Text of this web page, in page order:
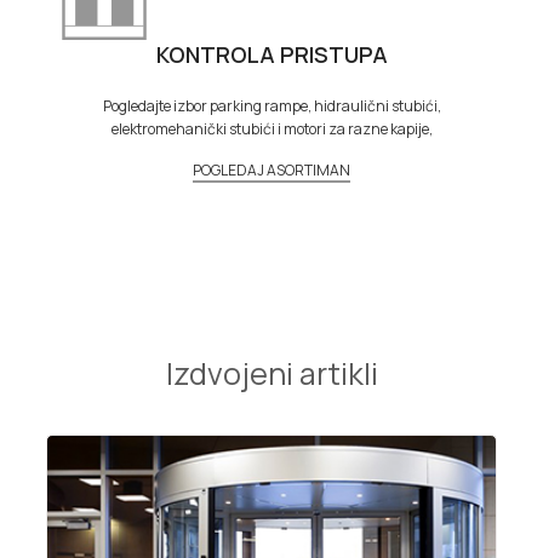
KONTROLA PRISTUPA
Pogledajte izbor parking rampe, hidraulični stubići,
elektromehanički stubići i motori za razne kapije,
POGLEDAJ ASORTIMAN
Izdvojeni artikli